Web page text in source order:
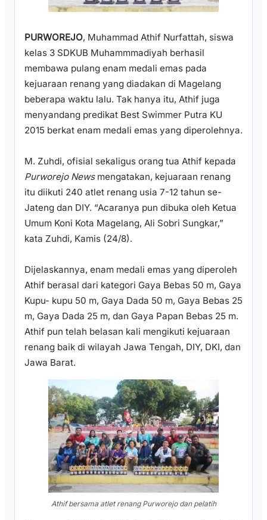
PURWOREJO, Muhammad Athif Nurfattah, siswa
kelas 3 SDKUB Muhammmadiyah berhasil
membawa pulang enam medali emas pada
kejuaraan renang yang diadakan di Magelang
beberapa waktu lalu. Tak hanya itu, Athif juga
menyandang predikat Best Swimmer Putra KU
2015 berkat enam medali emas yang diperolehnya.
M. Zuhdi, ofisial sekaligus orang tua Athif kepada
Purworejo Newsmengatakan, kejuaraan renang
itu diikuti 240 atlet renang usia 7-12 tahun se-
Jateng dan DIY. “Acaranya pun dibuka oleh Ketua
Umum Koni Kota Magelang, Ali Sobri Sungkar,”
kata Zuhdi, Kamis (24/8).
Dijelaskannya, enam medali emas yang diperoleh
Athif berasal dari kategori Gaya Bebas 50 m, Gaya
Kupu- kupu 50 m, Gaya Dada 50 m, Gaya Bebas 25
m, Gaya Dada 25 m, dan Gaya Papan Bebas 25 m.
Athif pun telah belasan kali mengikuti kejuaraan
renang baik di wilayah Jawa Tengah, DIY, DKI, dan
Jawa Barat.
Athif bersama atlet renang Purworejo dan pelatih